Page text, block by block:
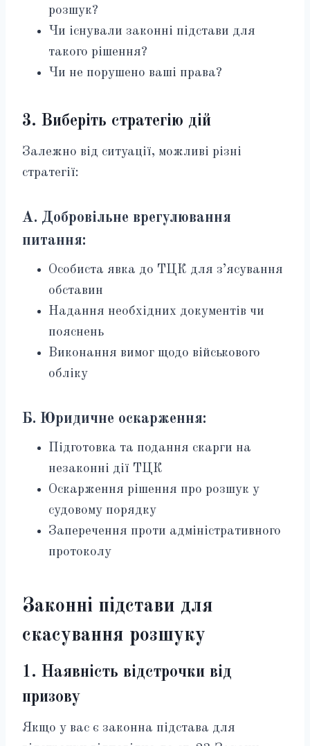
розшук?
Чи існували законні підстави для
такого рішення?
Чи не порушено ваші права?
3. Виберіть стратегію дій
Залежно від ситуації, можливі різні
стратегії:
А. Добровільне врегулювання
питання:
Особиста явка до ТЦК для з’ясування
обставин
Надання необхідних документів чи
пояснень
Виконання вимог щодо військового
обліку
Б. Юридичне оскарження:
Підготовка та подання скарги на
незаконні дії ТЦК
Оскарження рішення про розшук у
судовому порядку
Заперечення проти адміністративного
протоколу
Законні підстави для
скасування розшуку
1. Наявність відстрочки від
призову
Якщо у вас є законна підстава для